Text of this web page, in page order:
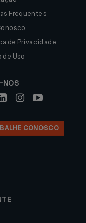
Frequentes
de Privacidade
de Uso
NOS
CONOSCO